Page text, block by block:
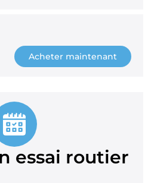
Acheter maintenant
essai routier